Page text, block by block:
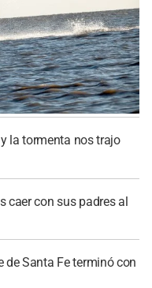
la tormenta nos trajo
caer con sus padres al
de Santa Fe terminó con